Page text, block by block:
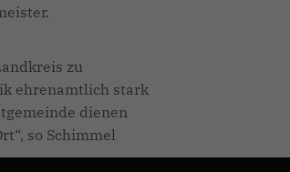
zu
ehrenamtlich stark
dienen
so Schimmel